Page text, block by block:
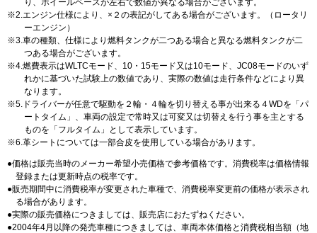
り、ホイールベースが左右で数値が異なる場合がございます。
2.エンジン仕様により、×２の表記がしてある場合がございます。（ロータリ
ーエンジン）
3.車の種類、仕様により燃料タンクが二つある場合と異なる燃料タンクが二
つある場合がございます。
4.燃費表示はWLTCモード、10・15モード又は10モード、JC08モードのいず
れかに基づいた試験上の数値であり、実際の数値は走行条件などにより異
なります。
5.ドライバーが任意で駆動を２輪・４輪を切り替える事が出来る４WDを「パ
ートタイム」、車両の設定で常時又は可変又は切替えを行う事を主とする
ものを「フルタイム」として表示しています。
6.革シートについては一部合皮を使用している場合があります。
価格は販売当時のメーカー希望小売価格で参考価格です。消費税率は価格情報
登録または更新時点の税率です。
販売期間中に消費税率が変更された車種で、消費税率変更前の価格が表示され
る場合があります。
実際の販売価格につきましては、販売店におたずねください。
2004年4月以降の発売車種につきましては、車両本体価格と消費税相当額（地